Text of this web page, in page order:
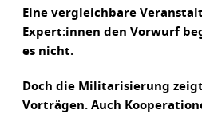
Eine vergleichbare
Expert:innen den Vorwurf
es nicht.
Doch die Militarisierung
Vorträgen. Auch